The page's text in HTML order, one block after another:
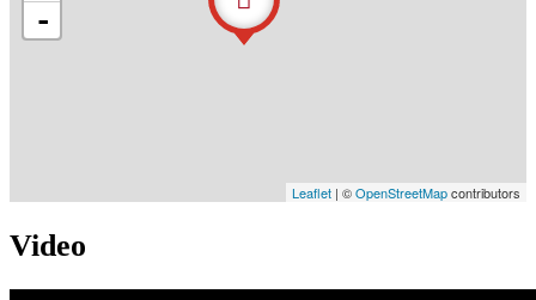
-
Leaflet | ©OpenStreetMapcontributors
Video